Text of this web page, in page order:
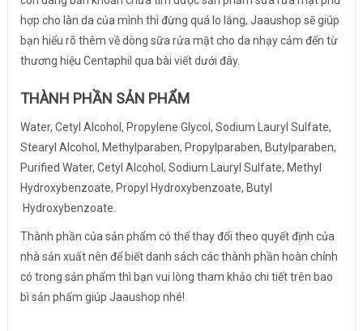
hợp cho làn da của mình thì đừng quá lo lắng, Jaaushop sẽ giúp
bạn hiểu rõ thêm về dòng sữa rửa mặt cho da nhạy cảm đến từ
thương hiệu Centaphil qua bài viết dưới đây.
THÀNH PHẦN SẢN PHẨM
Water, Cetyl Alcohol, Propylene Glycol, Sodium Lauryl Sulfate,
Stearyl Alcohol, Methylparaben, Propylparaben, Butylparaben,
Purified Water, Cetyl Alcohol, Sodium Lauryl Sulfate, Methyl
Hydroxybenzoate, Propyl Hydroxybenzoate, Butyl
Hydroxybenzoate.
Thành phần của sản phẩm có thể thay đổi theo quyết định của
nhà sản xuất nên để biết danh sách các thành phần hoàn chỉnh
có trong sản phẩm thì bạn vui lòng tham khảo chi tiết trên bao
bì sản phẩm giúp Jaaushop nhé!